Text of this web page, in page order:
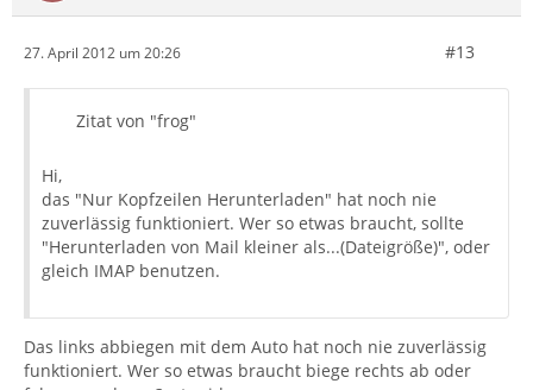
27. April 2012 um 20:26 #13
Zitat von "frog"
Hi,
das "Nur Kopfzeilen Herunterladen" hat noch nie
zuverlässig funktioniert. Wer so etwas braucht, sollte
"Herunterladen von Mail kleiner als...(Dateigröße)", oder
gleich IMAP benutzen.
Das links abbiegen mit dem Auto hat noch nie zuverlässig
funktioniert. Wer so etwas braucht biege rechts ab oder